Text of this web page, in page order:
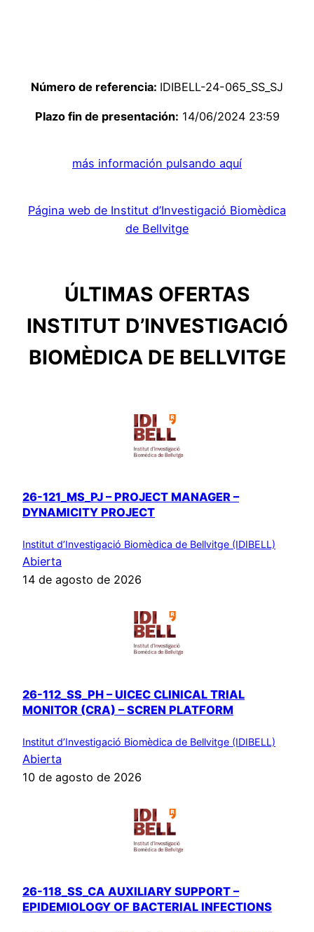
Número de referencia: IDIBELL-24-065_SS_SJ
Plazo fin de presentación: 14/06/2024 23:59
más información pulsando aquí
Página web de Institut d’Investigació Biomèdica
de Bellvitge
ÚLTIMAS OFERTAS
INSTITUT D’INVESTIGACIÓ
BIOMÈDICA DE BELLVITGE
26-121_MS_PJ – PROJECT MANAGER –
DYNAMICITY PROJECT
Institut d’Investigació Biomèdica de Bellvitge (IDIBELL)
Abierta
14 de agosto de 2026
26-112_SS_PH – UICEC CLINICAL TRIAL
MONITOR (CRA) – SCREN PLATFORM
Institut d’Investigació Biomèdica de Bellvitge (IDIBELL)
Abierta
10 de agosto de 2026
26-118_SS_CA AUXILIARY SUPPORT –
EPIDEMIOLOGY OF BACTERIAL INFECTIONS